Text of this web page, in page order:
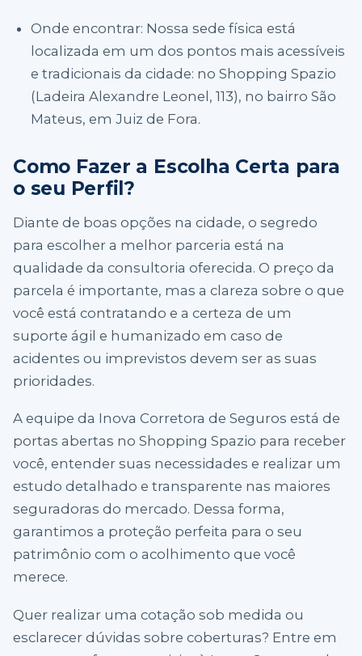
Onde encontrar: Nossa sede física está
localizada em um dos pontos mais acessíveis
e tradicionais da cidade: no Shopping Spazio
(Ladeira Alexandre Leonel, 113), no bairro São
Mateus, em Juiz de Fora.
Como Fazer a Escolha Certa para
o seu Perfil?
Diante de boas opções na cidade, o segredo
para escolher a melhor parceria está na
qualidade da consultoria oferecida. O preço da
parcela é importante, mas a clareza sobre o que
você está contratando e a certeza de um
suporte ágil e humanizado em caso de
acidentes ou imprevistos devem ser as suas
prioridades.
A equipe da Inova Corretora de Seguros está de
portas abertas no Shopping Spazio para receber
você, entender suas necessidades e realizar um
estudo detalhado e transparente nas maiores
seguradoras do mercado. Dessa forma,
garantimos a proteção perfeita para o seu
patrimônio com o acolhimento que você
merece.
Quer realizar uma cotação sob medida ou
esclarecer dúvidas sobre coberturas? Entre em